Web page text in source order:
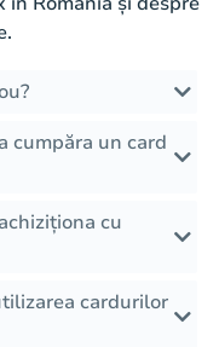
cumpăra un card
cu
cardurilor